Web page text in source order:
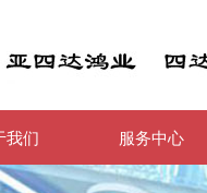
我们 服务中心